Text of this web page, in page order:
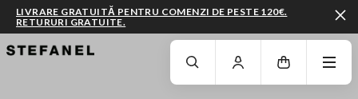
MERGI LA CONȚINUTUL PRINCIPALDERULEAZĂ ÎN JOS
LIVRARE GRATUITĂ PENTRU COMENZI DE PESTE 120€.
RETURURI GRATUITE.